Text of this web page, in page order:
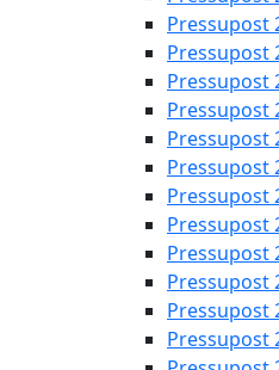
Pressupost
Pressupost
Pressupost
Pressupost
Pressupost
Pressupost
Pressupost
Pressupost
Pressupost
Pressupost
Pressupost
Pressupost